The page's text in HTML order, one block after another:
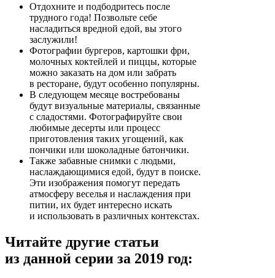
Отдохните и подбодритесь после
трудного года! Позвольте себе
насладиться вредной едой, вы этого
заслужили!
Фотографии бургеров, картошки фри,
молочных коктейлей и пиццы, которые
можно заказать на дом или забрать
в ресторане, будут особенно популярны.
В следующем месяце востребованы
будут визуальные материалы, связанные
с сладостями. Фотографируйте свои
любимые десерты или процесс
приготовления таких угощений, как
пончики или шоколадные батончики.
Также забавные снимки с людьми,
наслаждающимися едой, будут в поиске.
Эти изображения помогут передать
атмосферу веселья и наслаждения при
питии, их будет интересно искать
и использовать в различных контекстах.
Читайте другие статьи
из данной серии за 2019 год: